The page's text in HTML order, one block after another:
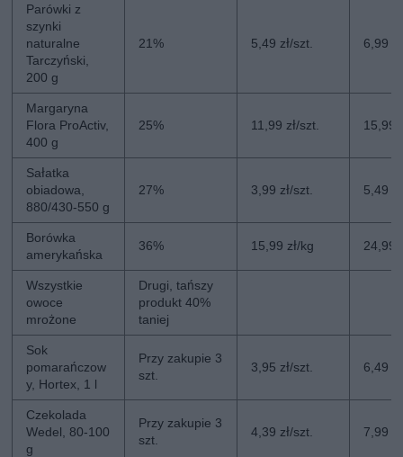
Parówki z
szynki
naturalne
Tarczyński,
200 g
21% 5,49 zł/szt. 6,99
Margaryna
Flora ProActiv,
400 g
25% 11,99 zł/szt. 15,99
Sałatka
obiadowa,
880/430-550 g
27% 3,99 zł/szt. 5,49
Borówka
amerykańska
36% 15,99 zł/kg 24,99
Wszystkie
owoce
mrożone
Drugi, tańszy
produkt 40%
taniej
Sok
pomarańczow
y, Hortex, 1 l
Przy zakupie 3
szt.
3,95 zł/szt. 6,49
Czekolada
Wedel, 80-100
g
Przy zakupie 3
szt.
4,39 zł/szt. 7,99